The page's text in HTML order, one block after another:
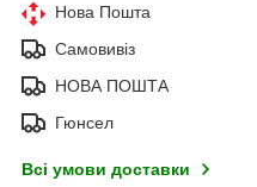
Нова Пошта
Самовивіз
НОВА ПОШТА
Гюнсел
Всі умови доставки